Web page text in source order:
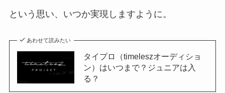
という思い、いつか実現しますように。
あわせて読みたい
タイプロ（timeleszオーディショ
ン）はいつまで？ジュニアは入
る？